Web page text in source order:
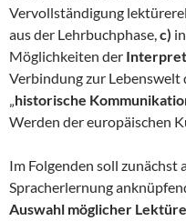
Vervollständigung
aus der Lehrbuchphase,c)
Möglichkeiten der
Verbindung zur Lebenswelt
„historische
Werden der europäischen
Im Folgenden soll zunächst
Spracherlernung
Auswahl möglicher